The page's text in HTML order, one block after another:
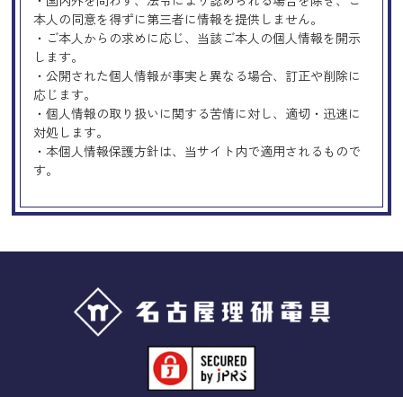
本人の同意を得ずに第三者に情報を提供しません。
・ご本人からの求めに応じ、当該ご本人の個人情報を開示
します。
・公開された個人情報が事実と異なる場合、訂正や削除に
応じます。
・個人情報の取り扱いに関する苦情に対し、適切・迅速に
対処します。
・本個人情報保護方針は、当サイト内で適用されるもので
す。
Googleアナリティクスの使用につい
当サイトでは、より良いサービスの提供、またユーザビリ
ティの向上のため、Googleアナリティクスを使用し、当サ
イトの利用状況などのデータ収集及び解析を行っておりま
す。その際、「Cookie」を通じて、Googleがお客様のIPア
ドレスなどの情報を収集する場合がありますが、
「Cookie」で収集される情報は個人を特定できるものでは